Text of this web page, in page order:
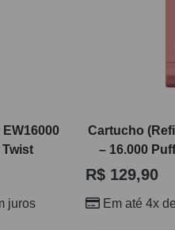
Twist
juros
Cartucho
– 16.000
R$ 129,90
Em até 4x